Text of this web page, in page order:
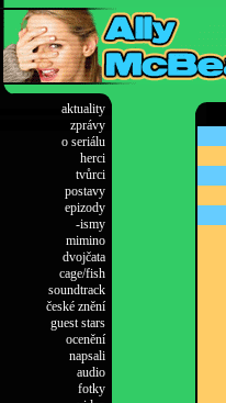
aktuality
zprávy
o seriálu
herci
tvůrci
postavy
epizody
-ismy
mimino
dvojčata
cage/fish
soundtrack
české znění
guest stars
ocenění
napsali
audio
fotky